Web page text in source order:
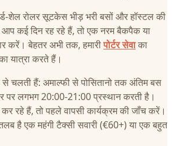
शेल रोलर सूटकेस भीड़ भरी बसों और हॉस्टल की
आप कई दिन रह रहे हैं, तो एक नरम बैकपैक या
करें। बेहतर अभी तक, हमारीपोर्टर सेवाका
यात्रा करते हैं।
से चलती हैं: अमाल्फी से पोसितानो तक अंतिम बस
पर लगभग 20:00-21:00 प्रस्थान करती है।
रहे हैं, तो पहले वापसी कार्यक्रम की जाँच करें।
है एक महंगी टैक्सी सवारी (€60+) या एक बहुत